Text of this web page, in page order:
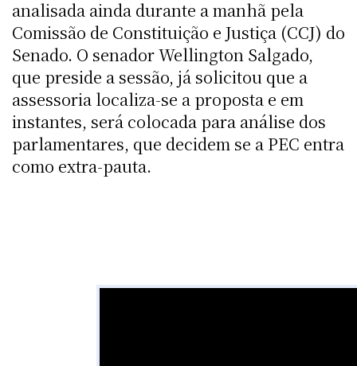
analisada ainda durante a manhã pela
Comissão de Constituição e Justiça (CCJ) do
Senado. O senador Wellington Salgado,
que preside a sessão, já solicitou que a
assessoria localiza-se a proposta e em
instantes, será colocada para análise dos
parlamentares, que decidem se a PEC entra
como extra-pauta.